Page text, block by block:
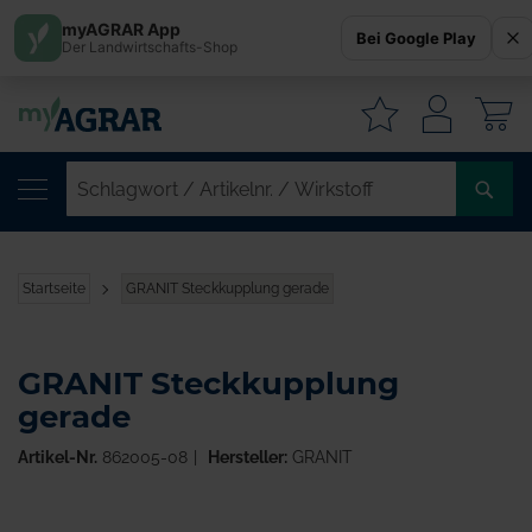
Startseite GRANIT Steckkupplung gerade
GRANIT Steckkupplung
gerade
Artikel-Nr. 862005-08 Hersteller:GRANIT
myAGRAR App
Der Landwirtschafts-Shop Bei Google Play